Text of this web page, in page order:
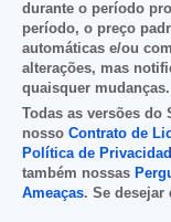
durante o período
período, o preço
automáticas e/ou
alterações, mas
quaisquer mudanças.
Todas as versões do
nosso Contrato de
Política de
também nossas
Ameaças. Se desejar